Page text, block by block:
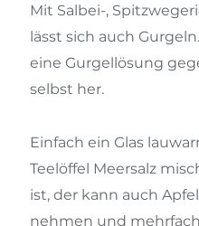
Mit Salbei-,
lässt sich auch
eine Gurgellösung
selbst her.
Einfach ein Glas
Teelöffel Meersalz
ist, der kann auch
nehmen und